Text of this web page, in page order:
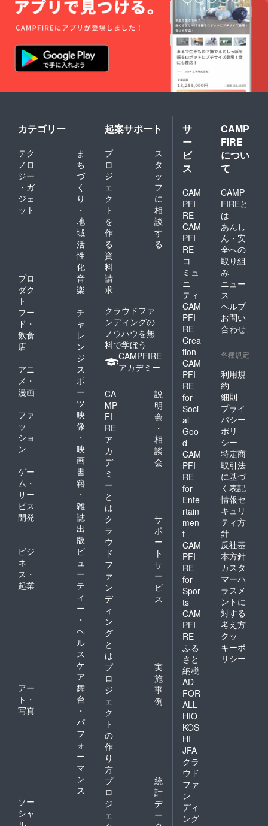
カテゴリー
テク
ノロ
ジー
・ガ
ジェ
ット
ま
ち
づ
く
り
・
地
域
活
性
化
プロ
ダク
ト
音
楽
フー
ド・
飲食
店
チ
ャ
レ
ン
ジ
アニ
メ・
漫画
ス
ポ
ー
ツ
ファ
ッ
ショ
ン
映
像
・
映
画
ゲー
ム・
サー
ビス
開発
書
籍
・
雑
誌
出
版
ビジ
ネ
ス・
起業
ビ
ュ
ー
テ
ィ
ー
・
ヘ
ル
ス
ケ
ア
アー
ト・
写真
舞
台
・
パ
フ
ォ
ー
マ
ン
ス
ソー
シャ
起案サポート
プ
ロ
ジ
ェ
ク
ト
を
作
る
ス
タ
ッ
フ
に
相
談
す
る
資
料
請
求
クラウドファ
ンディングの
ノウハウを無
料で学ぼう
CAMPFIRE
アカデミー
CA
MP
FI
RE
ア
カ
デ
ミ
ー
と
は
説
明
会
・
相
談
会
ク
ラ
ウ
ド
フ
ァ
ン
デ
ィ
ン
グ
と
は
サ
ポ
ー
ト
サ
ー
ビ
ス
プ
ロ
ジ
ェ
ク
ト
の
作
り
方
実
施
事
例
プ
ロ
ジ
ェ
統
計
デ
ー
サ
ー
ビ
ス
CAM
PFI
RE
CAM
PFI
RE
コ
ミュ
ニ
ティ
CAM
PFI
RE
Crea
tion
CAM
PFI
RE
for
Soci
al
Goo
d
CAM
PFI
RE
for
Ente
rtain
men
t
CAM
PFI
RE
for
Spor
ts
CAM
PFI
RE
ふる
さと
納税
AD
FOR
ALL
HIO
KOS
HI
JFA
クラ
ウド
ファ
ン
ディ
ング
CAMP
FIRE
につい
て
CAMP
FIREと
は
あんし
ん・安
全への
取り組
み
ニュー
ス
ヘルプ
お問い
合わせ
各種規定
利用規
約
細則
プライ
バシー
ポリ
シー
特定商
取引法
に基づ
く表記
情報セ
キュリ
ティ方
針
反社基
本方針
カスタ
マーハ
ラスメ
ントに
対する
考え方
クッ
キーポ
リシー